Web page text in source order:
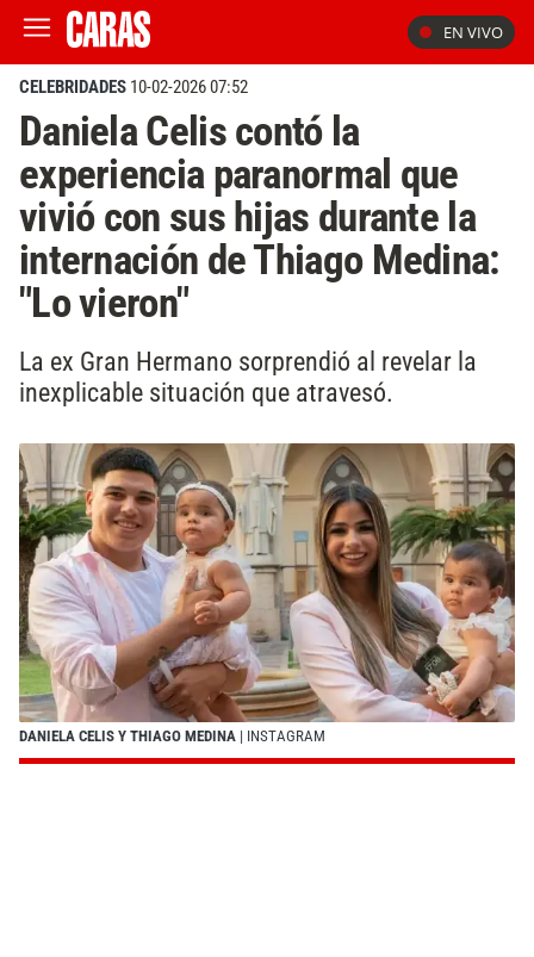
EN VIVO
CELEBRIDADES 10-02-2026 07:52
Daniela Celis contó la
experiencia paranormal que
vivió con sus hijas durante la
internación de Thiago Medina:
"Lo vieron"
La ex Gran Hermano sorprendió al revelar la
inexplicable situación que atravesó.
DANIELA CELIS Y THIAGO MEDINA | INSTAGRAM